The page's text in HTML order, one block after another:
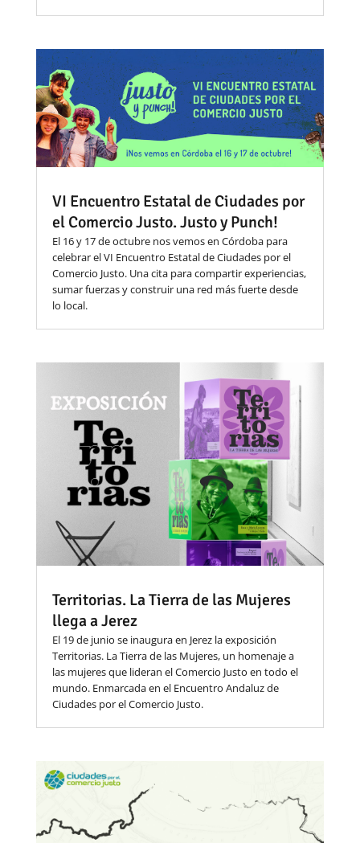
VI Encuentro Estatal de Ciudades por
el Comercio Justo. Justo y Punch!
El 16 y 17 de octubre nos vemos en Córdoba para
celebrar el VI Encuentro Estatal de Ciudades por el
Comercio Justo. Una cita para compartir experiencias,
sumar fuerzas y construir una red más fuerte desde
lo local.
Territorias. La Tierra de las Mujeres
llega a Jerez
El 19 de junio se inaugura en Jerez la exposición
Territorias. La Tierra de las Mujeres, un homenaje a
las mujeres que lideran el Comercio Justo en todo el
mundo. Enmarcada en el Encuentro Andaluz de
Ciudades por el Comercio Justo.